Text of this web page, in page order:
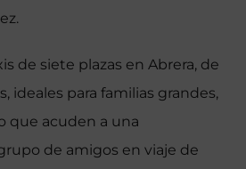
de siete plazas en Abrera, de
ideales para familias grandes,
que acuden a una
de amigos en viaje de